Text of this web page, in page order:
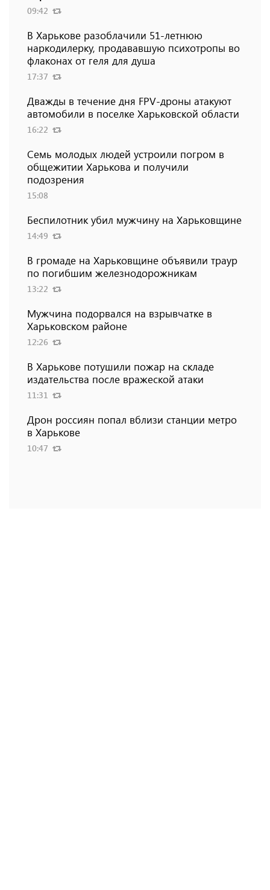
09:42
В Харькове разоблачили 51-летнюю
наркодилерку, продававшую психотропы во
флаконах от геля для душа
17:37
Дважды в течение дня FPV-дроны атакуют
автомобили в поселке Харьковской области
16:22
Семь молодых людей устроили погром в
общежитии Харькова и получили
подозрения
15:08
Беспилотник убил мужчину на Харьковщине
14:49
В громаде на Харьковщине объявили траур
по погибшим железнодорожникам
13:22
Мужчина подорвался на взрывчатке в
Харьковском районе
12:26
В Харькове потушили пожар на складе
издательства после вражеской атаки
11:31
Дрон россиян попал вблизи станции метро
в Харькове
10:47